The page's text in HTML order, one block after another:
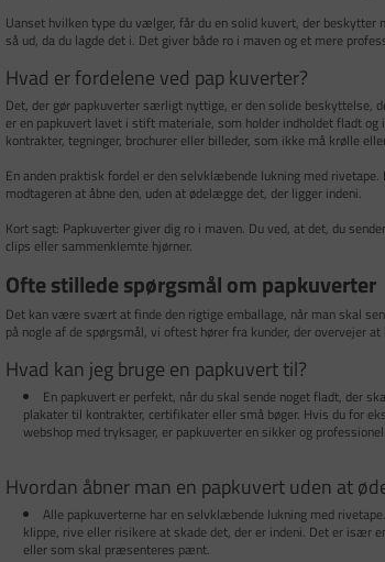
Uanset hvilken type du vælger, får du en solid kuvert, der
så ud, da du lagde det i. Det giver både ro i maven og et mere
Hvad er fordelene ved pap kuverter?
Det, der gør papkuverter særligt nyttige, er den solide beskyttelse,
er en papkuvert lavet i stift materiale, som holder indholdet fladt
kontrakter, tegninger, brochurer eller billeder, som ikke må krølle
En anden praktisk fordel er den selvklæbende lukning med
modtageren at åbne den, uden at ødelægge det, der ligger indeni.
Kort sagt: Papkuverter giver dig ro i maven. Du ved, at det, du
clips eller sammenklemte hjørner.
Ofte stillede spørgsmål om papkuverter
Det kan være svært at finde den rigtige emballage, når man skal
på nogle af de spørgsmål, vi oftest hører fra kunder, der overvejer
Hvad kan jeg bruge en papkuvert til?
En papkuvert er perfekt, når du skal sende noget fladt, der
plakater til kontrakter, certifikater eller små bøger. Hvis du for
webshop med tryksager, er papkuverter en sikker og
Hvordan åbner man en papkuvert uden at
Alle papkuverterne har en selvklæbende lukning med
klippe, rive eller risikere at skade det, der er indeni. Det er især
eller som skal præsenteres pænt.